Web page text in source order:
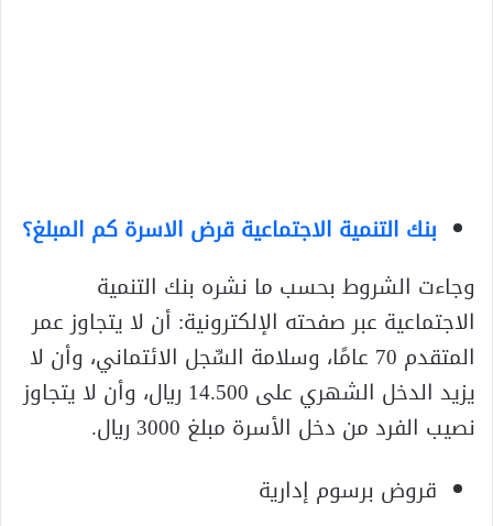
بنك التنمية الاجتماعية قرض الاسرة كم المبلغ؟
وجاءت الشروط بحسب ما نشره بنك التنمية
الاجتماعية عبر صفحته الإلكترونية: أن لا يتجاوز عمر
المتقدم 70 عامًا، وسلامة السِّجل الائتماني، وأن لا
يزيد الدخل الشهري على 14.500 ريال، وأن لا يتجاوز
نصيب الفرد من دخل الأسرة مبلغ 3000 ريال.
قروض برسوم إدارية